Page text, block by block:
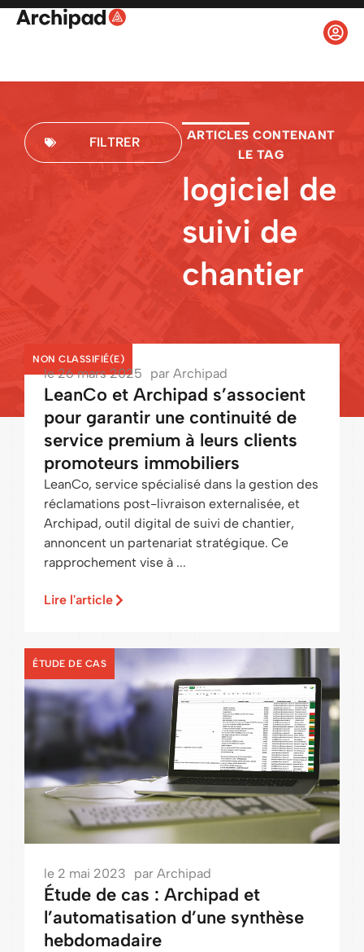
ARTICLES CONTENANT
LE TAG
logiciel de
suivi de
chantier
FILTRER
NON CLASSIFIÉ(E)
le 26 mars 2025 par Archipad
LeanCo et Archipad s’associent
pour garantir une continuité de
service premium à leurs clients
promoteurs immobiliers
LeanCo, service spécialisé dans la gestion des
réclamations post-livraison externalisée, et
Archipad, outil digital de suivi de chantier,
annoncent un partenariat stratégique. Ce
rapprochement vise à ...
Lire l'article
ÉTUDE DE CAS
le 2 mai 2023 par Archipad
Étude de cas : Archipad et
l’automatisation d’une synthèse
hebdomadaire